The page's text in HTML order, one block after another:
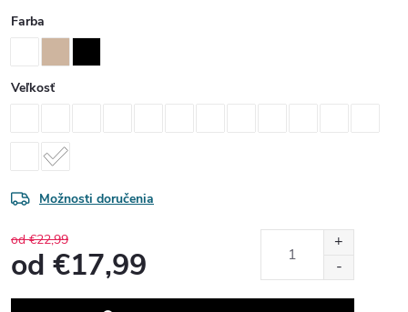
Farba
Veľkosť
Možnosti doručenia
od €22,99
od €17,99